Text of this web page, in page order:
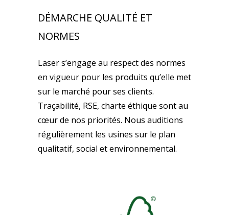
DÉMARCHE QUALITÉ ET
NORMES
Laser s’engage au respect des normes
en vigueur pour les produits qu’elle met
sur le marché pour ses clients.
Traçabilité, RSE, charte éthique sont au
cœur de nos priorités. Nous auditions
régulièrement les usines sur le plan
qualitatif, social et environnemental.